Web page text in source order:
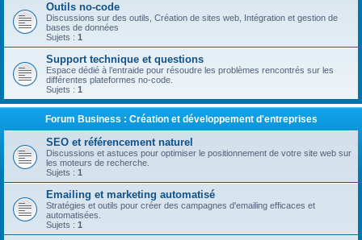
Outils no-code
Discussions sur des outils, Création de sites web, Intégration et gestion de
bases de données
Sujets : 1
Support technique et questions
Espace dédié à l’entraide pour résoudre les problèmes rencontrés sur les
différentes plateformes no-code.
Sujets : 1
Forum Business : Création et développement d'entreprises
SEO et référencement naturel
Discussions et astuces pour optimiser le positionnement de votre site web sur
les moteurs de recherche.
Sujets : 1
Emailing et marketing automatisé
Stratégies et outils pour créer des campagnes d'emailing efficaces et
automatisées.
Sujets : 1